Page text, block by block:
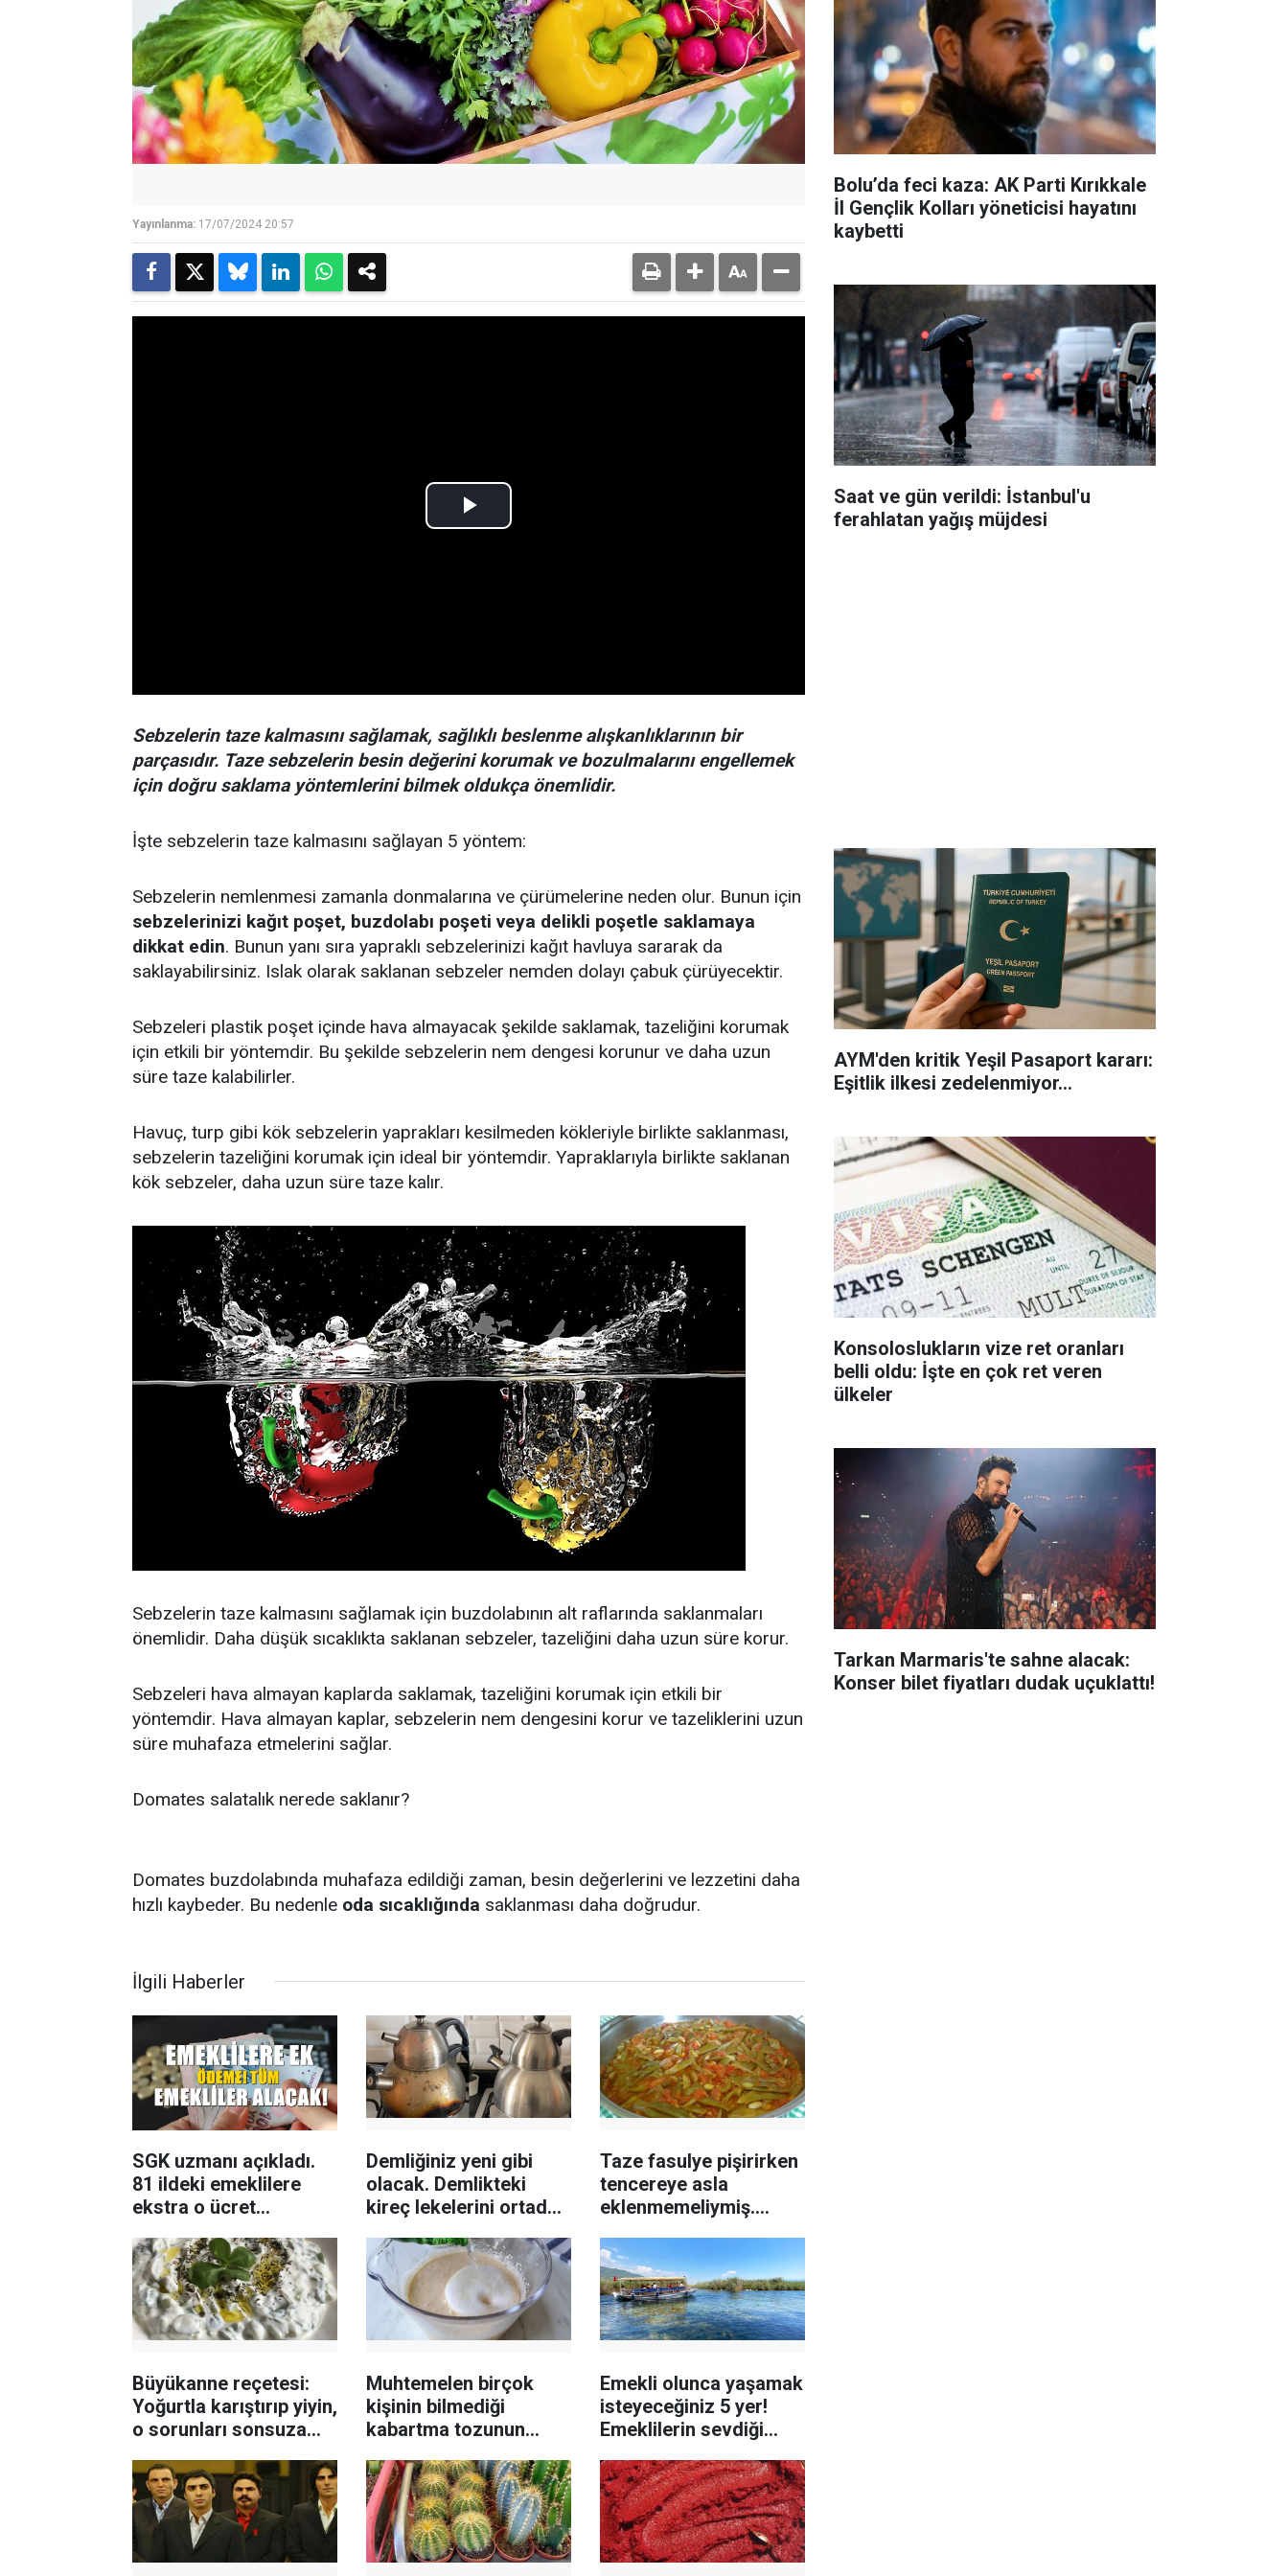
Yayınlanma: 17/07/2024 20:57
Sebzelerin taze kalmasını sağlamak, sağlıklı beslenme alışkanlıklarının bir
parçasıdır. Taze sebzelerin besin değerini korumak ve bozulmalarını engellemek
için doğru saklama yöntemlerini bilmek oldukça önemlidir.
İşte sebzelerin taze kalmasını sağlayan 5 yöntem:
Sebzelerin nemlenmesi zamanla donmalarına ve çürümelerine neden olur. Bunun için
sebzelerinizi kağıt poşet, buzdolabı poşeti veya delikli poşetle saklamaya
dikkat edin. Bunun yanı sıra yapraklı sebzelerinizi kağıt havluya sararak da
saklayabilirsiniz. Islak olarak saklanan sebzeler nemden dolayı çabuk çürüyecektir.
Sebzeleri plastik poşet içinde hava almayacak şekilde saklamak, tazeliğini korumak
için etkili bir yöntemdir. Bu şekilde sebzelerin nem dengesi korunur ve daha uzun
süre taze kalabilirler.
Havuç, turp gibi kök sebzelerin yaprakları kesilmeden kökleriyle birlikte saklanması,
sebzelerin tazeliğini korumak için ideal bir yöntemdir. Yapraklarıyla birlikte saklanan
kök sebzeler, daha uzun süre taze kalır.
Sebzelerin taze kalmasını sağlamak için buzdolabının alt raflarında saklanmaları
önemlidir. Daha düşük sıcaklıkta saklanan sebzeler, tazeliğini daha uzun süre korur.
Sebzeleri hava almayan kaplarda saklamak, tazeliğini korumak için etkili bir
yöntemdir. Hava almayan kaplar, sebzelerin nem dengesini korur ve tazeliklerini uzun
süre muhafaza etmelerini sağlar.
Domates salatalık nerede saklanır?
Domates buzdolabında muhafaza edildiği zaman, besin değerlerini ve lezzetini daha
hızlı kaybeder. Bu nedenle oda sıcaklığında saklanması daha doğrudur.
İlgili Haberler
SGK uzmanı açıkladı.
81 ildeki emeklilere
ekstra o ücret
Demliğiniz yeni gibi
olacak. Demlikteki
kireç lekelerini ortadan
Taze fasulye pişirirken
tencereye asla
eklenmemeliymiş.
etmiyor
Büyükanne reçetesi:
Yoğurtla karıştırıp yiyin,
o sorunları sonsuza
Muhtemelen birçok
kişinin bilmediği
kabartma tozunun
Emekli olunca yaşamak
isteyeceğiniz 5 yer!
Emeklilerin sevdiği
Bolu’da feci kaza: AK Parti Kırıkkale
İl Gençlik Kolları yöneticisi hayatını
kaybetti
Saat ve gün verildi: İstanbul'u
ferahlatan yağış müjdesi
AYM'den kritik Yeşil Pasaport kararı:
Eşitlik ilkesi zedelenmiyor...
Konsoloslukların vize ret oranları
belli oldu: İşte en çok ret veren
ülkeler
Tarkan Marmaris'te sahne alacak:
Konser bilet fiyatları dudak uçuklattı!